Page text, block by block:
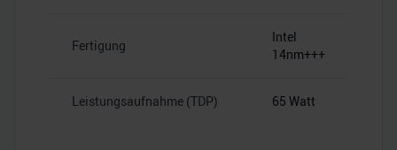
Fertigung
Intel
14nm+++
Leistungsaufnahme (TDP) 65 Watt